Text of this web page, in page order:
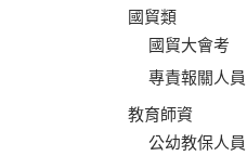
國貿類
國貿大會考
專責報關人員
教育師資
公幼教保人員